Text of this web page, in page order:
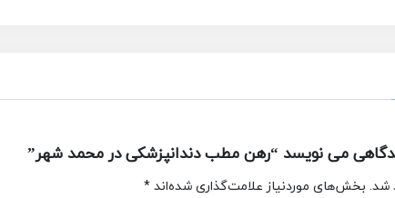
می نویسد “رهن مطب دندانپزشکی در محمد شهر”
شد. بخش‌های موردنیاز علامت‌گذاری شده‌اند*